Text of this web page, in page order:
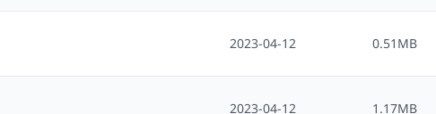
2023-04-12 0.51MB
2023-04-12 1.17MB